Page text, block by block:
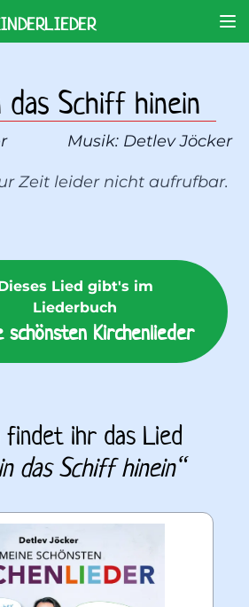
das Schiff hinein
Musik: Detlev Jöcker
Zeit leider nicht aufrufbar.
Lied gibt's im
Liederbuch
schönsten Kirchenlieder
findet ihr das Lied
das Schiff hinein“